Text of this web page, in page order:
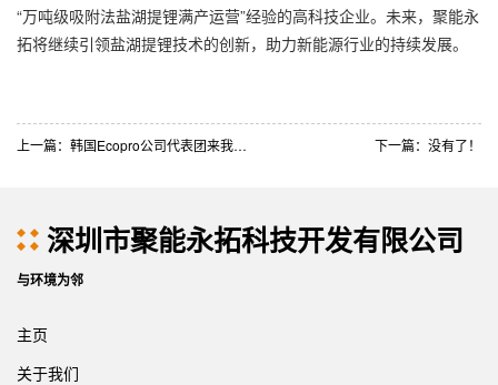
“万吨级吸附法盐湖提锂满产运营”经验的高科技企业。未来，聚能永
拓将继续引领盐湖提锂技术的创新，助力新能源行业的持续发展。
上一篇：韩国Ecopro公司代表团来我司参观考察 下一篇：没有了！
深圳市聚能永拓科技开发有限公司
与环境为邻
主页
关于我们